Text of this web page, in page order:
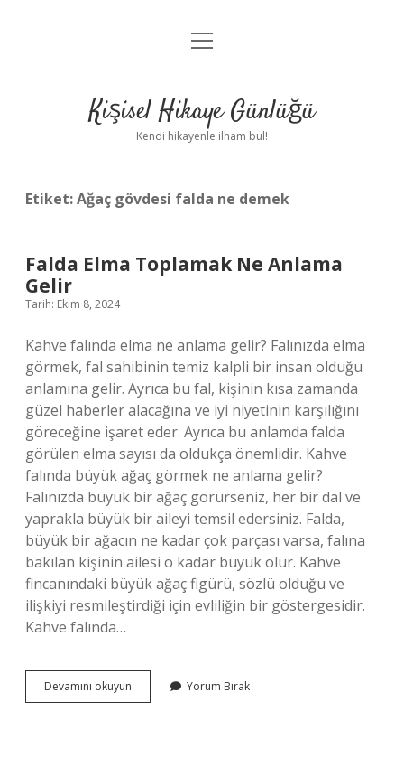
Anasayfa
Yasal Uyarı
menüyü
Kişisel Hikaye Günlüğü
Kendi hikayenle ilham bul!
Etiket:Ağaç gövdesi falda ne demek
Falda Elma Toplamak Ne Anlama
Gelir
Tarih: Ekim 8, 2024
Kahve falında elma ne anlama gelir? Falınızda elma
görmek, fal sahibinin temiz kalpli bir insan olduğu
anlamına gelir. Ayrıca bu fal, kişinin kısa zamanda
güzel haberler alacağına ve iyi niyetinin karşılığını
göreceğine işaret eder. Ayrıca bu anlamda falda
görülen elma sayısı da oldukça önemlidir. Kahve
falında büyük ağaç görmek ne anlama gelir?
Falınızda büyük bir ağaç görürseniz, her bir dal ve
yaprakla büyük bir aileyi temsil edersiniz. Falda,
büyük bir ağacın ne kadar çok parçası varsa, falına
bakılan kişinin ailesi o kadar büyük olur. Kahve
fincanındaki büyük ağaç figürü, sözlü olduğu ve
ilişkiyi resmileştirdiği için evliliğin bir göstergesidir.
Kahve falında…
Devamını okuyun
Elma
Yorum Bırak